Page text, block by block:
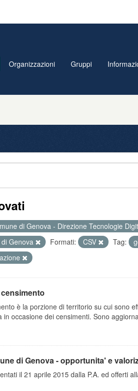
Organizzazioni Gruppi
di Genova - Direzione Tecnologie
Genova Formati: CSV Tag:
è la porzione di territorio su cui sono
in occasione dei censimenti. Sono
di Genova - opportunita' e
il 21 aprile 2015 dalla P.A. ed offerti